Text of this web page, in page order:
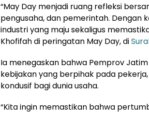
“May Day menjadi ruang refleksi
pengusaha, dan pemerintah. Dengan
industri yang maju sekaligus
Khofifah di peringatan May Day, di
Ia menegaskan bahwa Pemprov
kebijakan yang berpihak pada
kondusif bagi dunia usaha.
“Kita ingin memastikan bahwa